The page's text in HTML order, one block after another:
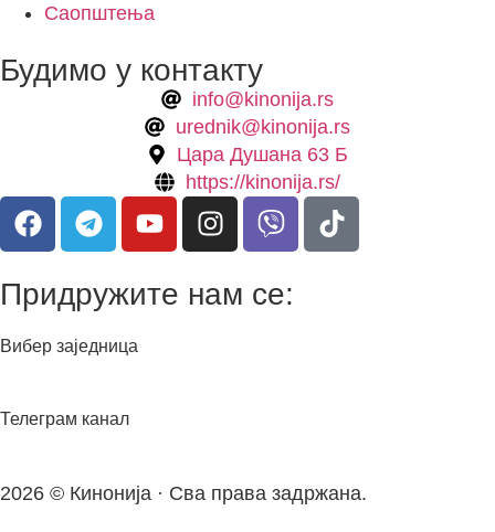
Саопштења
Будимо у контакту
info@kinonija.rs
urednik@kinonija.rs
Цара Душана 63 Б
https://kinonija.rs/
Придружите нам се:
Вибер заједница
Телеграм канал
2026 © Кинонија · Сва права задржана.